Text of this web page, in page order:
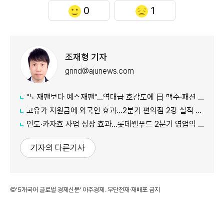
0 1
조재형 기자
grind@ajunews.com
"노재팬보다 예스재팬"…역대급 호감도에 日 맥주·패션 '날개'
고유가 지원금에 외국인 효과…2분기 편의점 2강 실적 날았다
인도·카자흐 사업 성장 효과…롯데웰푸드 2분기 영업익 89%↑
기자의 다른기사
©'5개국어 글로벌 경제신문' 아주경제. 무단전재·재배포 금지